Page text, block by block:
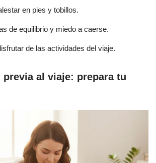
en pies y tobillos.
de equilibrio y miedo a caerse.
de las actividades del viaje.
al viaje: prepara tu